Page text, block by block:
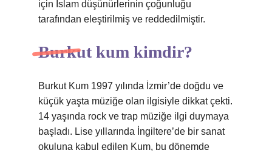
için İslam düşünürlerinin çoğunluğu
tarafından eleştirilmiş ve reddedilmiştir.
Burkut kum kimdir?
Burkut Kum 1997 yılında İzmir’de doğdu ve
küçük yaşta müziğe olan ilgisiyle dikkat çekti.
14 yaşında rock ve trap müziğe ilgi duymaya
başladı. Lise yıllarında İngiltere’de bir sanat
okuluna kabul edilen Kum, bu dönemde